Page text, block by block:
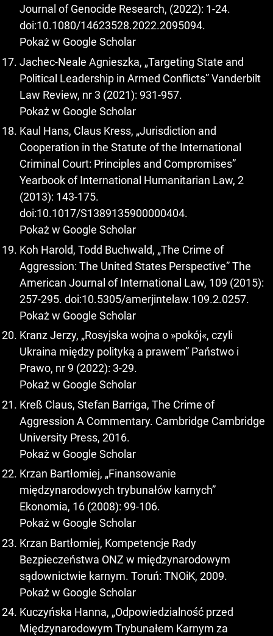
Journal of Genocide Research, (2022): 1-24.
doi:10.1080/14623528.2022.2095094.
Pokaż w Google Scholar
Jachec-Neale Agnieszka, „Targeting State and
Political Leadership in Armed Conflicts” Vanderbilt
Law Review, nr 3 (2021): 931-957.
Pokaż w Google Scholar
Kaul Hans, Claus Kress, „Jurisdiction and
Cooperation in the Statute of the International
Criminal Court: Principles and Compromises”
Yearbook of International Humanitarian Law, 2
(2013): 143-175.
doi:10.1017/S1389135900000404.
Pokaż w Google Scholar
Koh Harold, Todd Buchwald, „The Crime of
Aggression: The United States Perspective” The
American Journal of International Law, 109 (2015):
257-295. doi:10.5305/amerjintelaw.109.2.0257.
Pokaż w Google Scholar
Kranz Jerzy, „Rosyjska wojna o »pokój«, czyli
Ukraina między polityką a prawem” Państwo i
Prawo, nr 9 (2022): 3-29.
Pokaż w Google Scholar
Kreß Claus, Stefan Barriga, The Crime of
Aggression A Commentary. Cambridge Cambridge
University Press, 2016.
Pokaż w Google Scholar
Krzan Bartłomiej, „Finansowanie
międzynarodowych trybunałów karnych”
Ekonomia, 16 (2008): 99-106.
Pokaż w Google Scholar
Krzan Bartłomiej, Kompetencje Rady
Bezpieczeństwa ONZ w międzynarodowym
sądownictwie karnym. Toruń: TNOiK, 2009.
Pokaż w Google Scholar
Kuczyńska Hanna, „Odpowiedzialność przed
Międzynarodowym Trybunałem Karnym za